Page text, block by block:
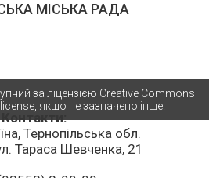
МІСЬКА РАДА
Контакти:
Тернопільська обл.
Тараса Шевченка, 21
за ліцензією Creative Commons
якщо не зазначено інше.